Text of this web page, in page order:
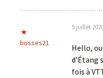
bosses21
9 juillet
Hello,
d’Étang
fois à